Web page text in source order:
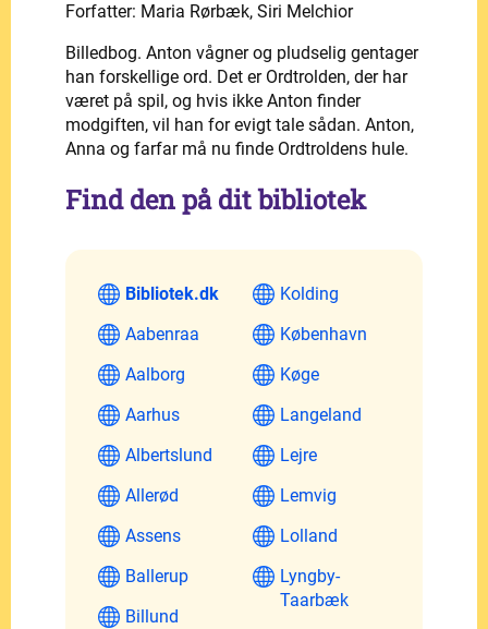
Forfatter: Maria Rørbæk, Siri Melchior
Billedbog. Anton vågner og pludselig gentager
han forskellige ord. Det er Ordtrolden, der har
været på spil, og hvis ikke Anton finder
modgiften, vil han for evigt tale sådan. Anton,
Anna og farfar må nu finde Ordtroldens hule.
Find den på dit bibliotek
Bibliotek.dk
Aabenraa
Aalborg
Aarhus
Albertslund
Allerød
Assens
Ballerup
Billund
Kolding
København
Køge
Langeland
Lejre
Lemvig
Lolland
Lyngby-
Taarbæk